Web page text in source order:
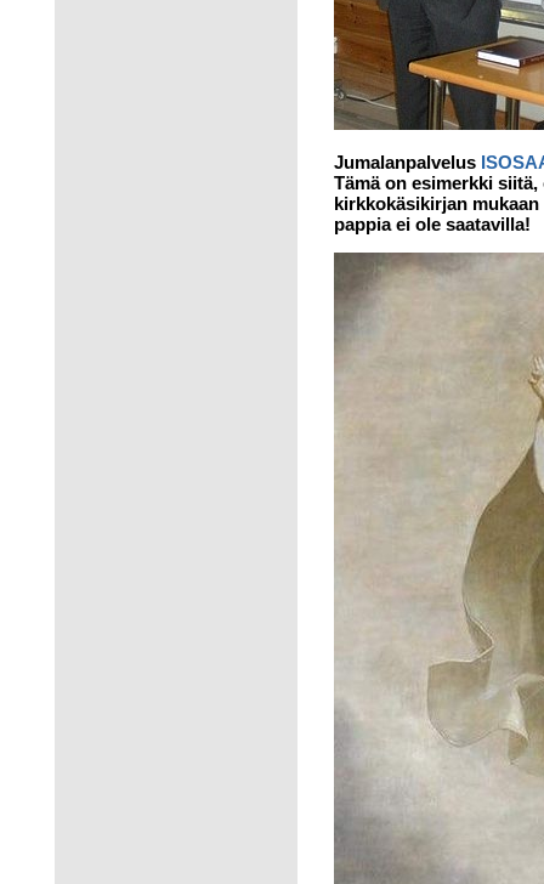
Jumalanpalvelus
Tämä on esimerkki
kirkkokäsikirjan
pappia ei ole saatavilla!